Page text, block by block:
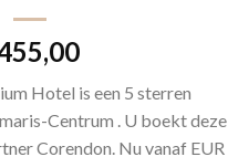
Hotel is een 5 sterren
Centrum . U boekt deze
Corendon. Nu vanaf EUR